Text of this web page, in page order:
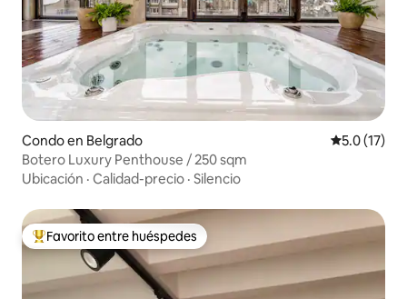
Condo en Belgrado Calificación
5.0 (17)
Botero Luxury Penthouse / 250 sqm
Ubicación · Calidad-precio · Silencio
Favorito entre huéspedes preferido
Favorito entre huéspedes